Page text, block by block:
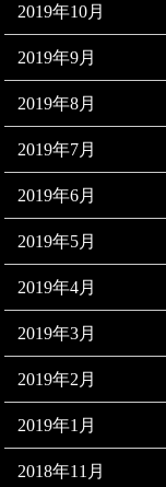
2019年10月
2019年9月
2019年8月
2019年7月
2019年6月
2019年5月
2019年4月
2019年3月
2019年2月
2019年1月
2018年11月